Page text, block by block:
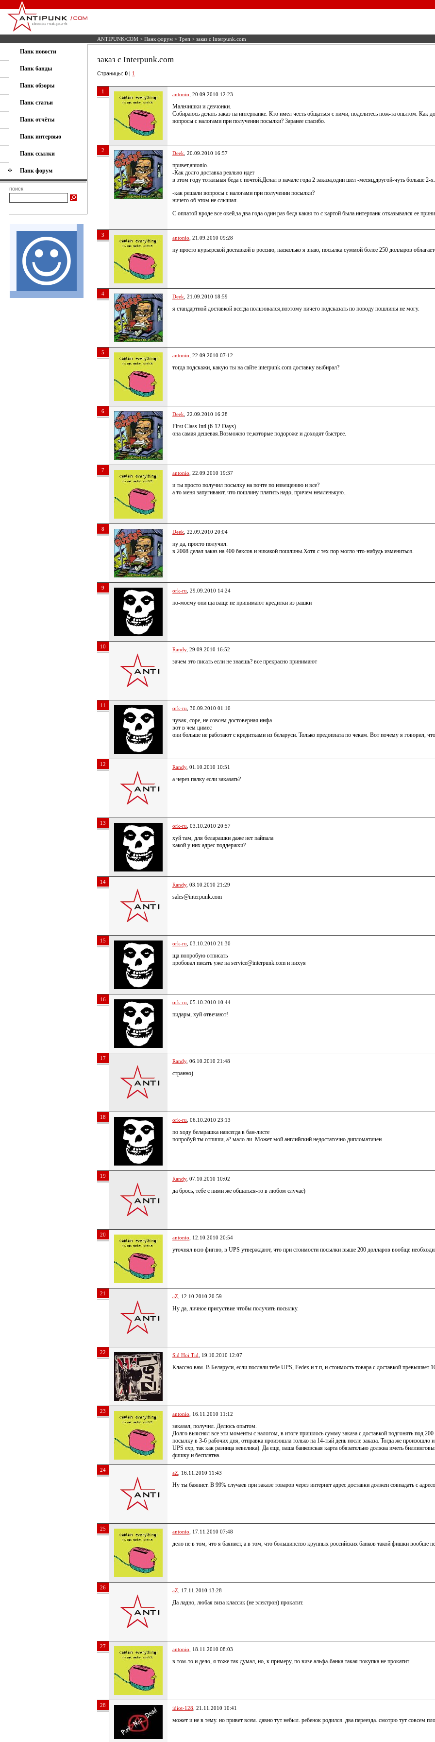
ANTIPUNK/COM > Панк форум > Треп > заказ с Interpunk.com
Панк новости
Панк банды
Панк обзоры
Панк статьи
Панк отчёты
Панк интервью
Панк ссылки
Панк форум
поиск
заказ с Interpunk.com
Страницы: 0 | 1
1 antonio , 20.09.2010 12:23
Мальчишки и девчонки.
Собираюсь делать заказ на интерпанке. Кто имел честь общаться с ними, поделитесь пож-та опытом. Как
вопросы с налогами при получении посылки? Заранее спасибо.
2 Deek , 20.09.2010 16:57
привет,antonio.
-Как долго доставка реально идет
в этом году тотальная беда с почтой.Делал в начале года 2 заказа,один шел -месяц,другой-чуть больше 2-х.
-как решали вопросы с налогами при получении посылки?
ничего об этом не слышал.
С оплатой вроде все окей,за два года один раз беда какая то с картой была.интерпанк отказывался ее
3 antonio , 21.09.2010 09:28
ну просто курьерской доставкой в россию, насколько я знаю, посылка суммой более 250 долларов
4 Deek , 21.09.2010 18:59
я стандартной доставкой всегда пользовался,поэтому ничего подсказать по поводу пошлины не могу.
5 antonio , 22.09.2010 07:12
тогда подскажи, какую ты на сайте interpunk.com доставку выбирал?
6 Deek , 22.09.2010 16:28
First Class Intl (6-12 Days)
она самая дешевая.Возможно те,которые подороже и доходят быстрее.
7 antonio , 22.09.2010 19:37
и ты просто получил посылку на почте по извещению и все?
а то меня запугивают, что пошлину платить надо, причем немленькую..
8 Deek , 22.09.2010 20:04
ну да, просто получил.
в 2008 делал заказ на 400 баксов и никакой пошлины.Хотя с тех пор могло что-нибудь измениться.
9 ork-ru , 29.09.2010 14:24
по-моему они ща ваще не принимают кредитки из рашки
10 Randy, 29.09.2010 16:52
зачем это писать если не знаешь? все прекрасно принимают
11 ork-ru , 30.09.2010 01:10
чувак, соре, не совсем достоверная инфа
вот в чем цимес
они больше не работают с кредитками из беларуси. Только предоплата по чекам. Вот почему я говорил, что
12 Randy, 01.10.2010 10:51
а через палку если заказать?
13 ork-ru , 03.10.2010 20:57
хуй там, для беларашки даже нет пайпала
какой у них адрес поддержки?
14 Randy, 03.10.2010 21:29
sales@interpunk.com
15 ork-ru , 03.10.2010 21:30
ща попробую отписать
пробовал писать уже на service@interpunk.com и нихуя
16 ork-ru , 05.10.2010 10:44
пидары, хуй отвечают!
17 Randy, 06.10.2010 21:48
странно)
18 ork-ru , 06.10.2010 23:13
по ходу беларашка навсегда в бан-листе
попробуй ты отпиши, а? мало ли. Может мой английский недостаточно дипломатичен
19 Randy, 07.10.2010 10:02
да брось, тебе с ними же общаться-то в любом случае)
20 antonio , 12.10.2010 20:54
уточнял всю фигню, в UPS утверждают, что при стоимости посылки выше 200 долларов вообще
21 aZ , 12.10.2010 20:59
Ну да, личное присуствие чтобы получить посылку.
22 Sid Hoi Tid , 19.10.2010 12:07
Классно вам. В Беларуси, если послали тебе UPS, Fedex и т п, и стоимость товара с доставкой превышает
23 antonio , 16.11.2010 11:12
заказал, получил. Делюсь опытом.
Долго выяснял все эти моменты с налогом, в итоге пришлось сумму заказа с доставкой подгонять под
посылку в 3-6 рабочих дня, отправка произошла только на 14-тый день после заказа. Тогда же
UPS exp, так как разница невелика). Да еще, ваша банковская карта обязательно должна иметь
фишку и бесплатна.
24 aZ , 16.11.2010 11:43
Ну ты баянист. В 99% случаев при заказе товаров через интернет адрес доставки должен совпадать с
25 antonio , 17.11.2010 07:48
дело не в том, что я баянист, а в том, что большинство крупных российских банков такой фишки вообще
26 aZ , 17.11.2010 13:28
Да ладно, любая виза классик (не электрон) прокатит.
27 antonio , 18.11.2010 08:03
в том-то и дело, я тоже так думал, но, к примеру, по визе альфа-банка такая покупка не прокатит.
28 idiot-128 , 21.11.2010 10:41
может и не в тему. но привет всем. давно тут небыл. ребенок родился. два переезда. смотрю тут совсем